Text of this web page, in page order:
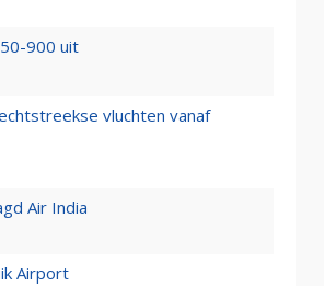
900 uit
vluchten vanaf
Air India
Airport